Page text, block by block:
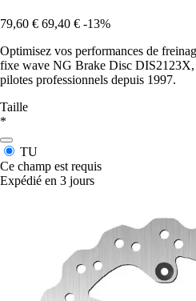
79,60 € 69,40 € -13%
Optimisez vos performances de
fixe wave NG Brake Disc DIS2123X,
pilotes professionnels depuis 1997.
Taille
*
TU
Ce champ est requis
Expédié en 3 jours